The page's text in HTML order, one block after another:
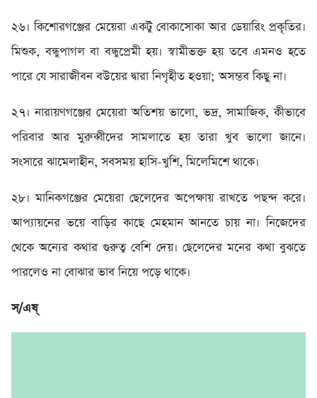
২৬। কিশোরগঞ্জের মেয়েরা একটু বোকাসোকা আর ডেয়ারিং প্রকৃতির।
মিশুক, বন্ধুপাগল বা বন্ধুপ্রেমী হয়। স্বামীভক্ত হয় তবে এমনও হতে
পারে যে সারাজীবন বউয়ের দ্বারা নিগৃহীত হওয়া; অসম্ভব কিছু না।
২৭। নারায়ণগঞ্জের মেয়েরা অতিশয় ভালো, ভদ্র, সামাজিক, কীভাবে
পরিবার আর মুরুব্বীদের সামলাতে হয় তারা খুব ভালো জানে।
সংসারে ঝামেলাহীন, সবসময় হাসি-খুশি, মিলেমিশে থাকে।
২৮। মানিকগঞ্জের মেয়েরা ছেলেদের অপেক্ষায় রাখতে পছন্দ করে।
আপ্যায়নের ভয়ে বাড়ির কাছে মেহমান আনতে চায় না। নিজেদের
থেকে অন্যের কথার গুরুত্ব বেশি দেয়। ছেলেদের মনের কথা বুঝতে
পারলেও না বোঝার ভাব নিয়ে পড়ে থাকে।
স/এষ্